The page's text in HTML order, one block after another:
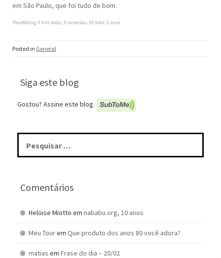
em São Paulo, que foi tudo de bom.
(PostRating: 0 hits today, 0 yesterday, 95 total, 2 max)
Posted in General
Siga este blog
Gostou? Assine este blog.
Pesquisar
por:
Comentários
Heloise Miotto em nababu.org, 10 anos
Meu Tourem Que produto dos anos 80 você adora?
matias em Frase do dia – 20/02